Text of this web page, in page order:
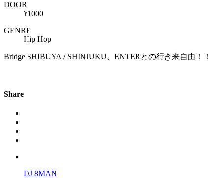
DOOR
¥1000
GENRE
Hip Hop
Bridge SHIBUYA / SHINJUKU、ENTERとの行き来自由！！
Share
DJ 8MAN